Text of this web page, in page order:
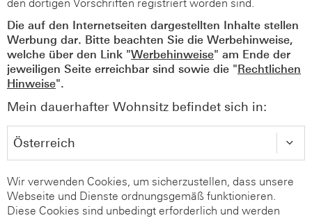
den dortigen Vorschriften registriert worden sind.
Die auf den Internetseiten dargestellten Inhalte stellen
Werbung dar. Bitte beachten Sie die Werbehinweise,
welche über den Link "Werbehinweise" am Ende der
jeweiligen Seite erreichbar sind sowie die "Rechtlichen
Hinweise".
Mein dauerhafter Wohnsitz befindet sich in:
Wir verwenden Cookies, um sicherzustellen, dass unsere
Webseite und Dienste ordnungsgemäß funktionieren.
Diese Cookies sind unbedingt erforderlich und werden